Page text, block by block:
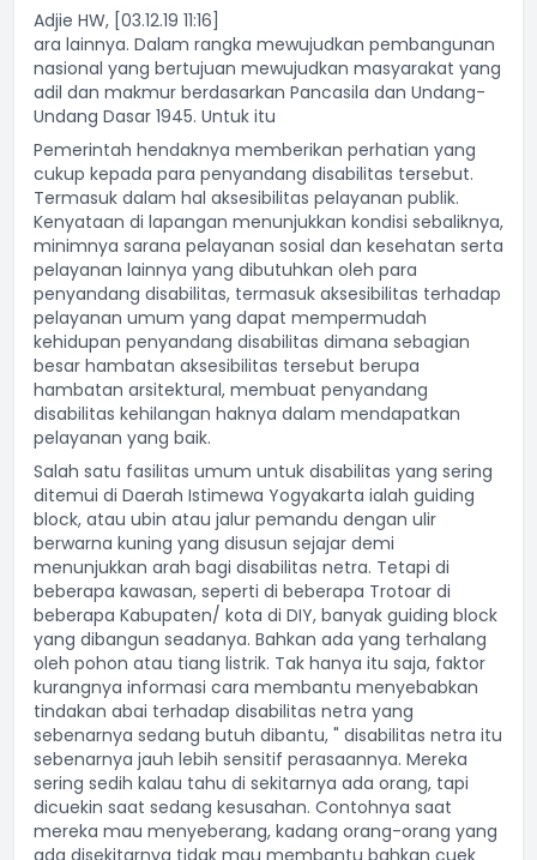
Adjie HW, [03.12.19 11:16]
ara lainnya. Dalam rangka mewujudkan pembangunan
nasional yang bertujuan mewujudkan masyarakat yang
adil dan makmur berdasarkan Pancasila dan Undang-
Undang Dasar 1945. Untuk itu
Pemerintah hendaknya memberikan perhatian yang
cukup kepada para penyandang disabilitas tersebut.
Termasuk dalam hal aksesibilitas pelayanan publik.
Kenyataan di lapangan menunjukkan kondisi sebaliknya,
minimnya sarana pelayanan sosial dan kesehatan serta
pelayanan lainnya yang dibutuhkan oleh para
penyandang disabilitas, termasuk aksesibilitas terhadap
pelayanan umum yang dapat mempermudah
kehidupan penyandang disabilitas dimana sebagian
besar hambatan aksesibilitas tersebut berupa
hambatan arsitektural, membuat penyandang
disabilitas kehilangan haknya dalam mendapatkan
pelayanan yang baik.
Salah satu fasilitas umum untuk disabilitas yang sering
ditemui di Daerah Istimewa Yogyakarta ialah guiding
block, atau ubin atau jalur pemandu dengan ulir
berwarna kuning yang disusun sejajar demi
menunjukkan arah bagi disabilitas netra. Tetapi di
beberapa kawasan, seperti di beberapa Trotoar di
beberapa Kabupaten/ kota di DIY, banyak guiding block
yang dibangun seadanya. Bahkan ada yang terhalang
oleh pohon atau tiang listrik. Tak hanya itu saja, faktor
kurangnya informasi cara membantu menyebabkan
tindakan abai terhadap disabilitas netra yang
sebenarnya sedang butuh dibantu, " disabilitas netra itu
sebenarnya jauh lebih sensitif perasaannya. Mereka
sering sedih kalau tahu di sekitarnya ada orang, tapi
dicuekin saat sedang kesusahan. Contohnya saat
mereka mau menyeberang, kadang orang-orang yang
ada disekitarnya tidak mau membantu bahkan cuek